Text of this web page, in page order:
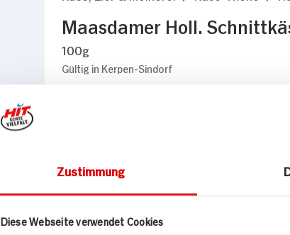
Zustimmung
Diese Webseite verwendet Cookies
Maasdamer Holl.
100g
Gültig in Kerpen-Sindorf
um